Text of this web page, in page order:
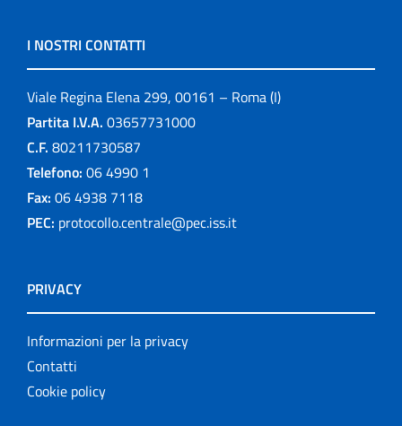
I NOSTRI CONTATTI
Viale Regina Elena 299, 00161 – Roma (I)
Partita I.V.A. 03657731000
C.F. 80211730587
Telefono: 06 4990 1
Fax: 06 4938 7118
PEC: protocollo.centrale@pec.iss.it
PRIVACY
Informazioni per la privacy
Contatti
Cookie policy